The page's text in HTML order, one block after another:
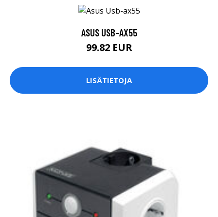
ASUS USB-AX55
99.82 EUR
LISÄTIETOJA